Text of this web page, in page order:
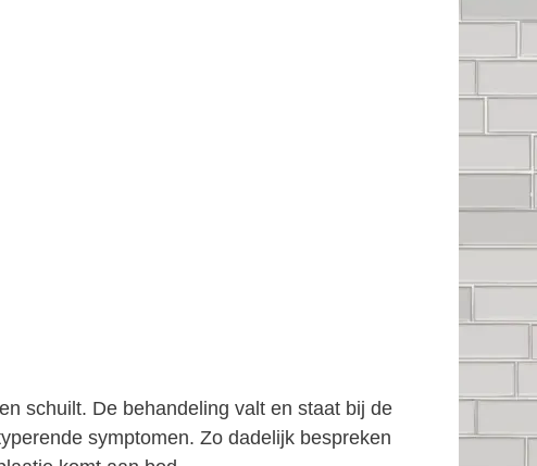
schuilt. De behandeling valt en staat bij de
symptomen. Zo dadelijk bespreken